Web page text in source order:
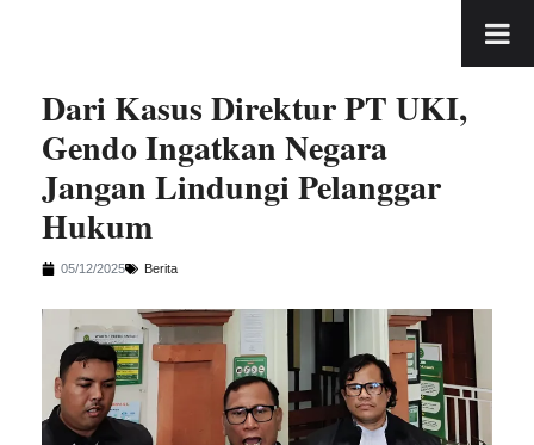
Dari Kasus Direktur PT UKI,
Gendo Ingatkan Negara
Jangan Lindungi Pelanggar
Hukum
05/12/2025 Berita